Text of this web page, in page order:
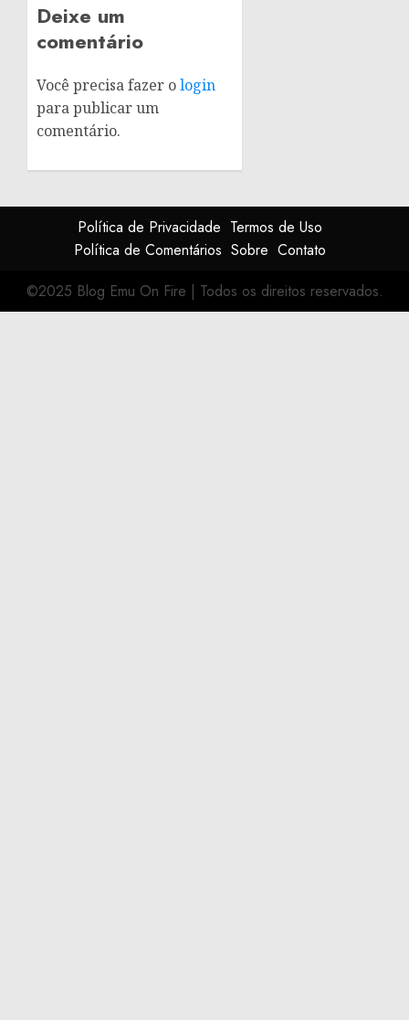
Deixe um
comentário
Você precisa fazer ologin
para publicar um
comentário.
Política de Privacidade Termos de Uso
Política de Comentários Sobre Contato
©2025 Blog Emu On Fire | Todos os direitos reservados.